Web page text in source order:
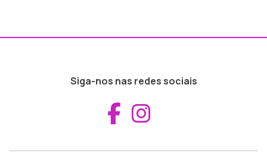
Siga-nos nas redes sociais
Aceder ao